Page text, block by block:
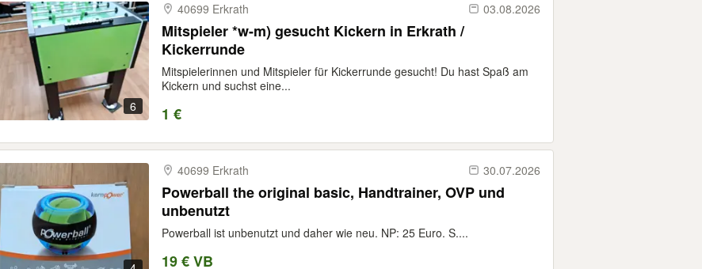
6
40699 Erkrath 03.08.2026
Mitspieler *w-m) gesucht Kickern in Erkrath /
Kickerrunde
Mitspielerinnen und Mitspieler für Kickerrunde gesucht! Du hast Spaß am
Kickern und suchst eine...
1 €
40699 Erkrath 30.07.2026
Powerball the original basic, Handtrainer, OVP und
unbenutzt
Powerball ist unbenutzt und daher wie neu. NP: 25 Euro. S....
19 € VB